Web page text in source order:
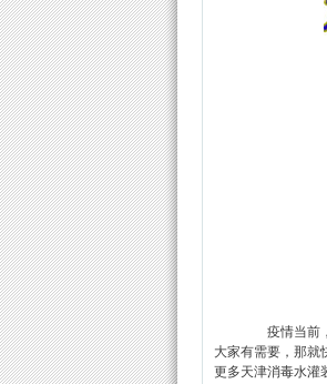
疫情当前，大家
大家有需要，那就
更多天津消毒水灌